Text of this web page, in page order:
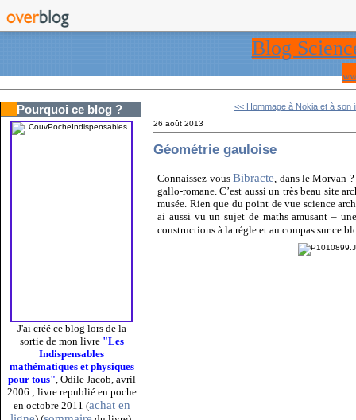
Blog
Pourquoi ce blog ?
J'ai créé ce blog lors de la
sortie de mon livre "Les
Indispensables
mathématiques et physiques
pour tous", Odile Jacob, avril
2006 ; livre republié en poche
en octobre 2011 (achat en
<< Hommage à Nokia et à son
26 août 2013
Géométrie gauloise
Connaissez-vousBibracte , dans le Morvan
gallo-romane. C’est aussi un très beau site
musée. Rien que du point de vue science
ai aussi vu un sujet de maths amusant –
constructions à la régle et au compas sur ce